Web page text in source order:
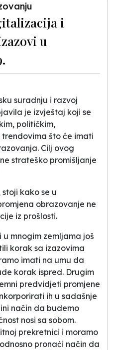
i
u
suradnju i razvoj
je izvještaj koji se
političkim,
što će imati
Cilj ovog
strateško promišljanje
kako se u
obrazovanje ne
iz prošlosti.
mnogim zemljama još
korak sa izazovima
imati na umu da
korak ispred. Drugim
predvidjeti promjene
ih u sadašnje
način da budemo
nosi sa sobom.
prekretnici i moramo
pronaći način da